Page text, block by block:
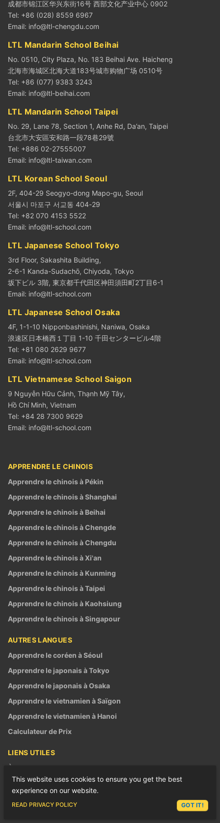
成都市锦江区华兴东街16号 西部文化产业中心 0902
Tel: +86 (028) 8559 6967
Email: info@ltl-chengdu.com
LTL Mandarin School Beihai
No. 0510, City Plaza, No. 183 Beihai Ave. Haicheng
北海市海城区北海大道183号城市购物广场 0510号
Tel: +86 (077) 9383 3243
Email: info@ltl-beihai.com
LTL Mandarin School Taipei
No. 29, Lane 78, Section 1, Anhe Rd, Da’an, Taipei
台北市大安區安和路一段78巷29號
Tel: +886 02-27555007
Email: info@ltl-taiwan.com
LTL Korean School Seoul
2F, 404-29 Seogyo-dong Mapo-gu, Seoul
서울시 마포구 서교동 404-29
Tel: +82 070 4153 5522
Email: info@ltl-school.com
LTL Japanese School Tokyo
3rd Floor, Sakashita Building,
2-6-1 Kanda-Sudachō, Chiyoda, Tokyo
坂下ビル 3階, 東京都千代田区神田須田町2丁目6-1
Email: info@ltl-school.com
LTL Japanese School Osaka
4F, 1-1-10 Nipponbashinishi, Naniwa, Osaka
浪速区日本橋西１丁目 1-10 千田センタービル4階
Tel: +81 080 2629 9677
Email: info@ltl-school.com
LTL Vietnamese School Saigon
9 Nguyễn Hữu Cảnh, Thạnh Mỹ Tây,
Hồ Chí Minh, Vietnam
Tel: +84 28 7300 9629
Email: info@ltl-school.com
APPRENDRE LE CHINOIS
Apprendre le chinois à Pékin
Apprendre le chinois à Shanghai
Apprendre le chinois à Beihai
Apprendre le chinois à Chengde
Apprendre le chinois à Chengdu
Apprendre le chinois à Xi'an
Apprendre le chinois à Kunming
Apprendre le chinois à Taipei
Apprendre le chinois à Kaohsiung
Apprendre le chinois à Singapour
AUTRES LANGUES
Apprendre le coréen à Séoul
Apprendre le japonais à Tokyo
Apprendre le japonais à Osaka
Apprendre le vietnamien à Saïgon
Apprendre le vietnamien à Hanoi
Calculateur de Prix
LIENS UTILES
À propos
L'équipe LTL
This website uses cookies to ensure you get the best
experience on our website.
READ PRIVACY POLICY GOT IT!
ASK LEX